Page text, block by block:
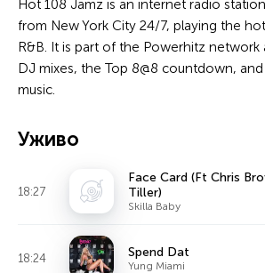
Hot 108 Jamz is an internet radio
from New York City 24/7, playing the
R&B. It is part of the Powerhitz network
DJ mixes, the Top 8@8 countdown,
music.
Уживо
18:27
Face Card (Ft Chris
Tiller)
Skilla Baby
18:24 Spend Dat
Yung Miami